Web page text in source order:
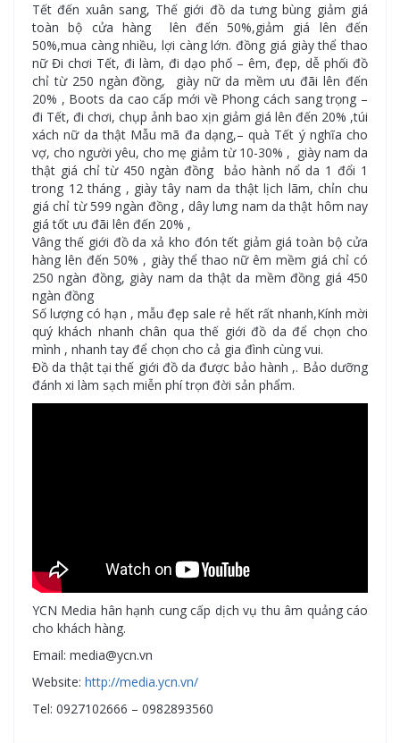
Tết đến xuân sang, Thế giới đồ da tưng bùng giảm giá
toàn bộ cửa hàng lên đến 50%,giảm giá lên đến
50%,mua càng nhiều, lợi càng lớn. đồng giá giày thể thao
nữ Đi chơi Tết, đi làm, đi dạo phố – êm, đẹp, dễ phối đồ
chỉ từ 250 ngàn đồng, giày nữ da mềm ưu đãi lên đến
20% , Boots da cao cấp mới về Phong cách sang trọng –
đi Tết, đi chơi, chụp ảnh bao xịn giảm giá lên đến 20% ,túi
xách nữ da thật Mẫu mã đa dạng,– quà Tết ý nghĩa cho
vợ, cho người yêu, cho mẹ giảm từ 10-30% , giày nam da
thật giá chỉ từ 450 ngàn đồng bảo hành nổ da 1 đổi 1
trong 12 tháng , giày tây nam da thật lịch lãm, chỉn chu
giá chỉ từ 599 ngàn đồng , dây lưng nam da thật hôm nay
giá tốt ưu đãi lên đến 20% ,
Vâng thế giới đồ da xả kho đón tết giảm giá toàn bộ cửa
hàng lên đến 50% , giày thể thao nữ êm mềm giá chỉ có
250 ngàn đồng, giày nam da thật da mềm đồng giá 450
ngàn đồng
Số lượng có hạn , mẫu đẹp sale rẻ hết rất nhanh,Kính mời
quý khách nhanh chân qua thế giới đồ da để chọn cho
mình , nhanh tay để chọn cho cả gia đình cùng vui.
Đồ da thật tại thế giới đồ da được bảo hành ,. Bảo dưỡng
đánh xi làm sạch miễn phí trọn đời sản phẩm.
YCN Media hân hạnh cung cấp dịch vụ thu âm quảng cáo
cho khách hàng.
Email: media@ycn.vn
Website: http://media.ycn.vn/
Tel: 0927102666 – 0982893560